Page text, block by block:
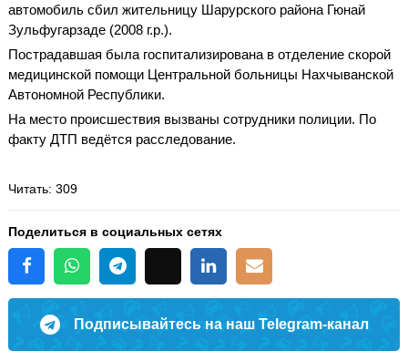
автомобиль сбил жительницу Шарурского района Гюнай
Зульфугарзаде (2008 г.р.).
Пострадавшая была госпитализирована ​​в отделение скорой
медицинской помощи Центральной больницы Нахчыванской
Автономной Республики.
На место происшествия вызваны сотрудники полиции. По
факту ДТП ведётся расследование.
Читать: 309
Поделиться в социальных сетях
Подписывайтесь на наш Telegram-канал